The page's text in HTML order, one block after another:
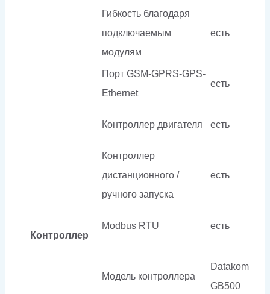
Контроллер
Гибкость благодаря
подключаемым
модулям
есть
Порт GSM-GPRS-GPS-
Ethernet
есть
Контроллер двигателя есть
Контроллер
дистанционного /
ручного запуска
есть
Modbus RTU есть
Модель контроллера
Datakom
GB500